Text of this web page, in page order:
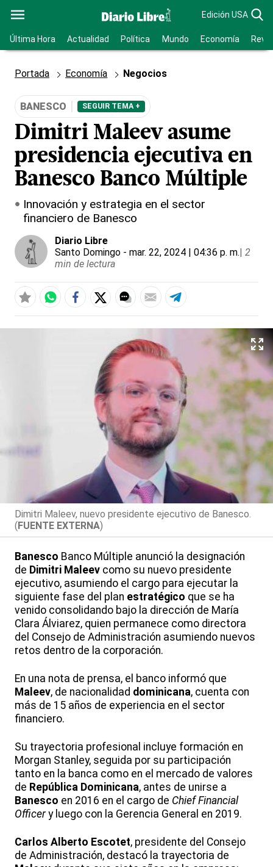
Edición USA
Última Hora Actualidad Política Mundo Economía
Portada Economía Negocios
BANESCO SEGUIR TEMA +
Dimitri Maleev asume
presidencia ejecutiva en
Banesco Banco Múltiple
Innovación y estrategia en el sector
financiero de Banesco
Diario Libre
Santo Domingo - mar. 22, 2024 | 04:36 p. m.| 2
min de lectura
Dimitri Maleev, nuevo presidente ejecutivo de Banesco.
(FUENTE EXTERNA)
Banesco Banco Múltiple anunció la designación
de Dimitri Maleev como su nuevo presidente
ejecutivo, asumiendo el cargo para ejecutar la
siguiente fase del plan estratégico que se ha
venido consolidando bajo la dirección de María
Clara Álviarez, quien permanece como directora
del Consejo de Administración asumiendo nuevos
retos dentro de la corporación.
En una nota de prensa, el banco informó que
Maleev, de nacionalidad dominicana, cuenta con
más de 15 años de experiencia en el sector
financiero.
Su trayectoria profesional incluye formación en
Morgan Stanley, seguida por su participación
tanto en la banca como en el mercado de valores
de República Dominicana, antes de unirse a
Banesco en 2016 en el cargo de Chief Financial
Officery luego con la Gerencia General en 2019.
Carlos Alberto Escotet, presidente del Consejo
de Administración, destacó la trayectoria de